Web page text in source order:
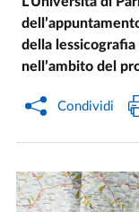
della
nell’ambito del
Condividi